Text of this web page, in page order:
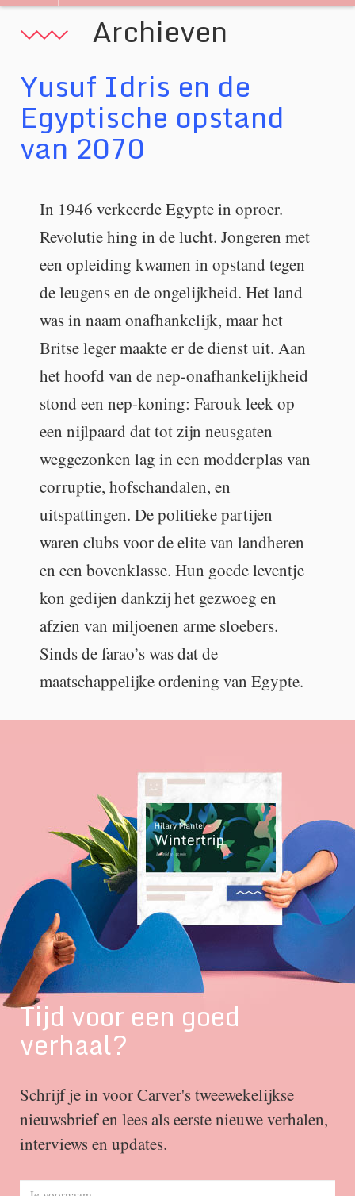
Archieven
Yusuf Idris en de
Egyptische opstand
van 2070
In 1946 verkeerde Egypte in oproer.
Revolutie hing in de lucht. Jongeren met
een opleiding kwamen in opstand tegen
de leugens en de ongelijkheid. Het land
was in naam onafhankelijk, maar het
Britse leger maakte er de dienst uit. Aan
het hoofd van de nep-onafhankelijkheid
stond een nep-koning: Farouk leek op
een nijlpaard dat tot zijn neusgaten
weggezonken lag in een modderplas van
corruptie, hofschandalen, en
uitspattingen. De politieke partijen
waren clubs voor de elite van landheren
en een bovenklasse. Hun goede leventje
kon gedijen dankzij het gezwoeg en
afzien van miljoenen arme sloebers.
Sinds de farao’s was dat de
maatschappelijke ordening van Egypte.
Tijd voor een goed
verhaal?
Schrijf je in voor Carver's tweewekelijkse
nieuwsbrief en lees als eerste nieuwe verhalen,
interviews en updates.